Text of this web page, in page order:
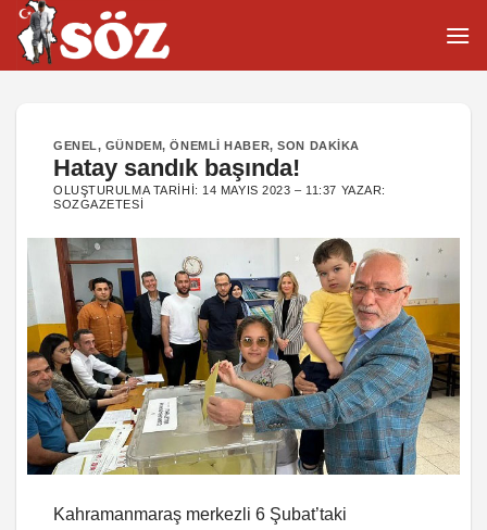
İçeriğe
atla
GENEL, GÜNDEM,ÖNEMLI HABER,SON DAKIKA
Hatay sandık başında!
OLUŞTURULMA TARIHI: 14 MAYIS 2023 – 11:37 YAZAR:
SOZGAZETESI
Kahramanmaraş merkezli 6 Şubat’taki